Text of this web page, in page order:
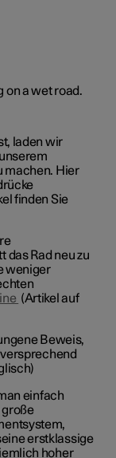
laden wir
machen. Hier
finden Sie
das Rad neu zu
weniger
(Artikel auf
Beweis,
einfach
große
erstklassige
hoher